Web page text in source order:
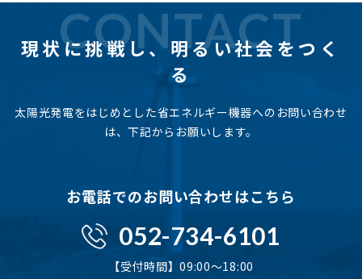
CONTACT
現状に挑戦し、明るい社会をつく
る
太陽光発電をはじめとした省エネルギー機器へのお問い合わせ
は、下記からお願いします。
お電話でのお問い合わせはこちら
052-734-6101
【受付時間】09:00〜18:00